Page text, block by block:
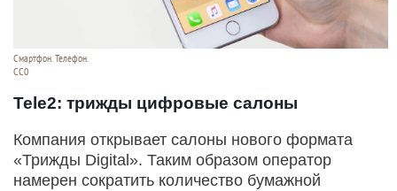
Смартфон. Телефон.
СС0
Tele2: трижды цифровые салоны
Компания открывает салоны нового формата
«Трижды Digital». Таким образом оператор
намерен сократить количество бумажной